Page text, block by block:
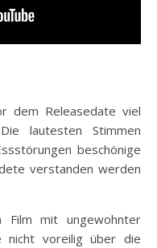
dem Releasedate viel
lautesten Stimmen
beschönige
verstanden werden
mit ungewohnter
nicht voreilig über die